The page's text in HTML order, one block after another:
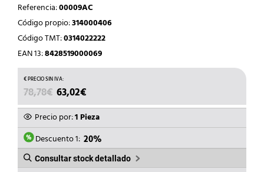
Referencia:00009AC
Código propio:314000406
Código TMT:0314022222
EAN 13:8428519000069
78,78€ EL
PRECIO
ORIGINAL
ERA:
78,78€.
63,02€
PRECIO
ACTUAL
ES:
63,02€.
Precio por:1 Pieza
Descuento 1: 20%
Consultar stock detallado